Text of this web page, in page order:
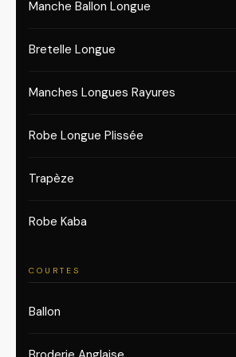
Manche Ballon Longue
Bretelle Longue
Manches Longues Rayures
Robe Longue Plissée
Trapèze
Robe Kaba
COURTES
Ballon